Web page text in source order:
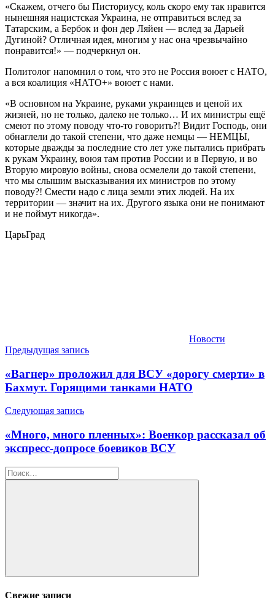
«Скажем, отчего бы Писториусу, коль скоро ему так нравится
нынешняя нацистская Украина, не отправиться вслед за
Татарским, а Бербок и фон дер Ляйен — вслед за Дарьей
Дугиной? Отличная идея, многим у нас она чрезвычайно
понравится!» — подчеркнул он.
Политолог напомнил о том, что это не Россия воюет с НАТО,
а вся коалиция «НАТО+» воюет с нами.
«В основном на Украине, руками украинцев и ценой их
жизней, но не только, далеко не только… И их министры ещё
смеют по этому поводу что-то говорить?! Видит Господь, они
обнаглели до такой степени, что даже немцы — НЕМЦЫ,
которые дважды за последние сто лет уже пытались прибрать
к рукам Украину, воюя там против России и в Первую, и во
Вторую мировую войны, снова осмелели до такой степени,
что мы слышим высказывания их министров по этому
поводу?! Смести надо с лица земли этих людей. На их
территории — значит на их. Другого языка они не понимают
и не поймут никогда».
ЦарьГрад
Новости
Навигация
по
записям
Предыдущая запись
«Вагнер» проложил для ВСУ «дорогу смерти» в
Бахмут. Горящими танками НАТО
Следующая запись
«Много, много пленных»: Военкор рассказал об
экспресс-допросе боевиков ВСУ
Найти:
Поиск
Свежие записи